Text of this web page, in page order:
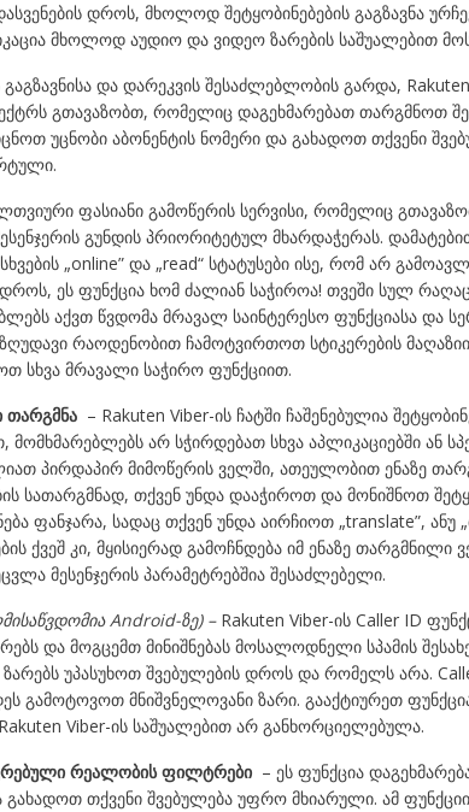
დროს, მხოლოდ შეტყობინებების გაგზავნა
მხოლოდ აუდიო და ვიდეო ზარების საშუალებით
გაგზავნისა და დარეკვის შესაძლებლობის გარდა,
გთავაზობთ, რომელიც დაგეხმარებათ თარგმნოთ
უცნობი აბონენტის ნომერი და გახადოთ თქვენი
ფასიანი გამოწერის სერვისი, რომელიც
გუნდის პრიორიტეტულ მხარდაჭერას.
„online” და „read“ სტატუსები ისე, რომ არ
დროს, ეს ფუნქცია ხომ ძალიან საჭიროა! თვეში სულ
აქვთ წვდომა მრავალ საინტერესო ფუნქციასა და
რაოდენობით ჩამოტვირთოთ სტიკერების
სხვა მრავალი საჭირო ფუნქციით.
თარგმნა– Rakuten Viber-ის ჩატში ჩაშენებულია
მომხმარებლებს არ სჭირდებათ სხვა აპლიკაციებში ან
პირდაპირ მიმოწერის ველში, ათეულობით ენაზე
სათარგმნად, თქვენ უნდა დააჭიროთ და მონიშნოთ
ფანჯარა, სადაც თქვენ უნდა აირჩიოთ „translate”, ანუ
ქვეშ კი, მყისიერად გამოჩნდება იმ ენაზე თარგმნილი
მესენჯერის პარამეტრებშია შესაძლებელი.
Android-ზე) – Rakuten Viber-ის Caller ID
და მოგცემთ მინიშნებას მოსალოდნელი სპამის
უპასუხოთ შვებულების დროს და რომელს არა.
გამოტოვოთ მნიშვნელოვანი ზარი. გააქტიურეთ
Viber-ის საშუალებით არ განხორციელებულა.
რეალობის ფილტრები– ეს ფუნქცია
გახადოთ თქვენი შვებულება უფრო მხიარული. ამ